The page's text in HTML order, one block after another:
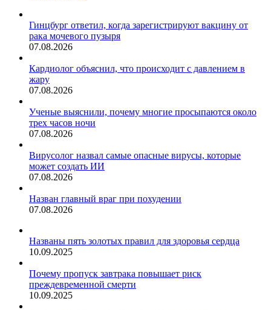
Гинцбург ответил, когда зарегистрируют вакцину от
рака мочевого пузыря
07.08.2026
Кардиолог объяснил, что происходит с давлением в
жару
07.08.2026
Ученые выяснили, почему многие просыпаются около
трех часов ночи
07.08.2026
Вирусолог назвал самые опасные вирусы, которые
может создать ИИ
07.08.2026
Назван главный враг при похудении
07.08.2026
Названы пять золотых правил для здоровья сердца
10.09.2025
Почему пропуск завтрака повышает риск
преждевременной смерти
10.09.2025